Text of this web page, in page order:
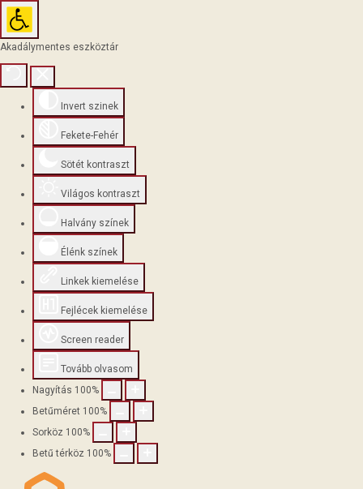
Akadálymentes eszköztár
Invert szinek
Fekete-Fehér
Sötét kontraszt
Világos kontraszt
Halvány színek
Élénk színek
Linkek kiemelése
Fejlécek kiemelése
Screen reader
Tovább olvasom
Nagyítás 100%
Betűméret 100%
Sorköz 100%
Betű térköz 100%